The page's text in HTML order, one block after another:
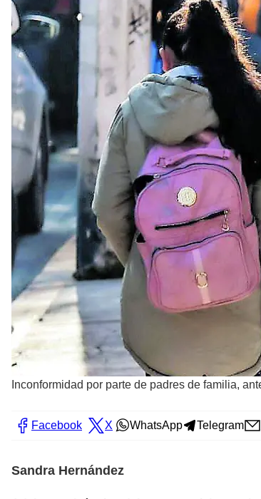
Inconformidad por parte de padres de familia,
Facebook X WhatsApp Telegram
Sandra Hernández